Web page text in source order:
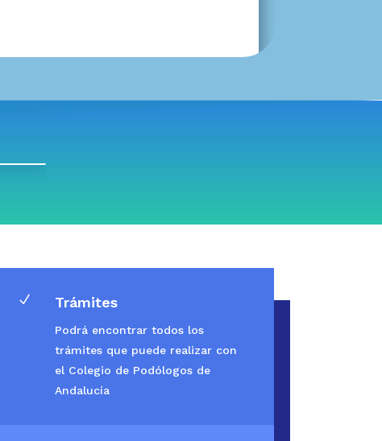
N Trámites
Podrá encontrar todos los
trámites que puede realizar con
el Colegio de Podólogos de
Andalucía